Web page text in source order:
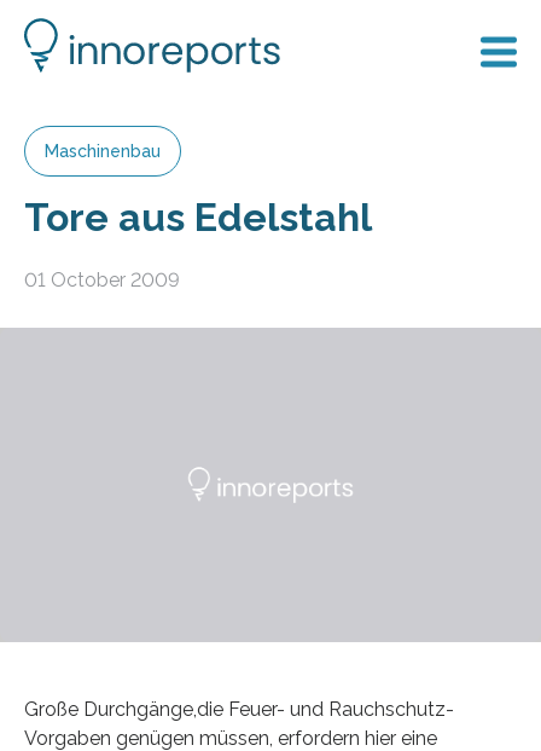
Maschinenbau
Tore aus Edelstahl
01 October 2009
Große Durchgänge,die Feuer- und Rauchschutz-
Vorgaben genügen müssen, erfordern hier eine